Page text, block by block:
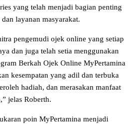
yang telah menjadi bagian penting
layanan masyarakat.
pengemudi ojek online yang setiap
dan juga telah setia menggunakan
Berkah Ojek Online MyPertamina
kesempatan yang adil dan terbuka
hadiah, dan merasakan manfaat
jelas Roberth.
poin MyPertamina menjadi